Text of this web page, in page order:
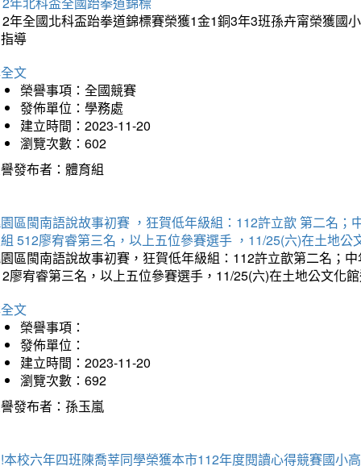
年全國北科盃跆拳道錦標賽榮獲1金1銅3年3班孫卉甯榮獲國
導
文
榮譽事項：全國競賽
發佈單位：學務處
建立時間：2023-11-20
瀏覽次數：602
發布者：體育組
區閩南語說故事初賽 ，狂賀低年級組：112許立歆 第二名
512廖宥睿第三名，以上五位參賽選手 ，11/25(六)在土地公
區閩南語說故事初賽，狂賀低年級組：112許立歆第二名；
廖宥睿第三名，以上五位參賽選手，11/25(六)在土地公文化
文
榮譽事項：
發佈單位：
建立時間：2023-11-20
瀏覽次數：692
發布者：孫玉嵐
本校六年四班陳喬莘同學榮獲本市112年度閱讀心得競賽國小